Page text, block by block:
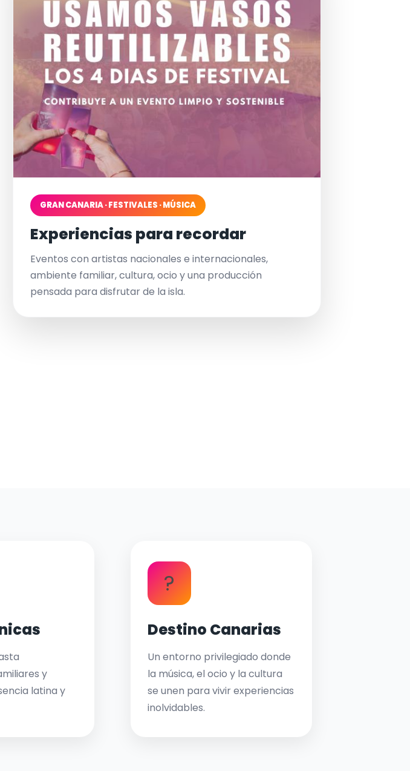
GRAN CANARIA · FESTIVALES · MÚSICA
Experiencias para recordar
Eventos con artistas nacionales e internacionales,
ambiente familiar, cultura, ocio y una producción
pensada para disfrutar de la isla.
y
latina y
?
Destino Canarias
Un entorno privilegiado donde
la música, el ocio y la cultura
se unen para vivir experiencias
inolvidables.